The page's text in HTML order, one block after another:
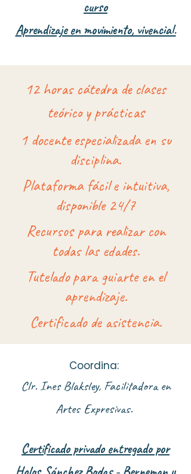
curso
Aprendizaje en movimiento, vivencial.
12 horas cátedra de clases
teórico y prácticas
1 docente especializada en su
disciplina.
Plataforma fácil e intuitiva,
disponible 24/7
Recursos para realizar con
todas las edades.
Tutelado para guiarte en el
aprendizaje.
Certificado de asistencia.​​
Coordina:
Clr. Ines Blaksley, Facilitadora en
Artes Expresivas.
Certificado privado entregado por